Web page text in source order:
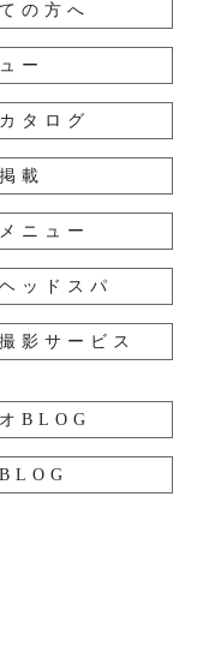
の方へ
ー
タログ
載
ニュー
ッドスパ
影サービス
BLOG